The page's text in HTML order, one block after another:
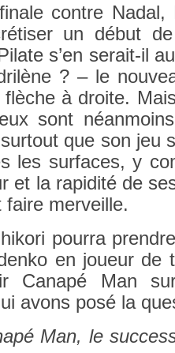
con­tre Nadal,
un début
s’en serait-il
? – le
à droite.
sont
que son jeu
les sur­faces, y
et la rapidité de
mer­veil­le.
pour­ra
en joueur de
Canapé Man
avons posé la
Man, le